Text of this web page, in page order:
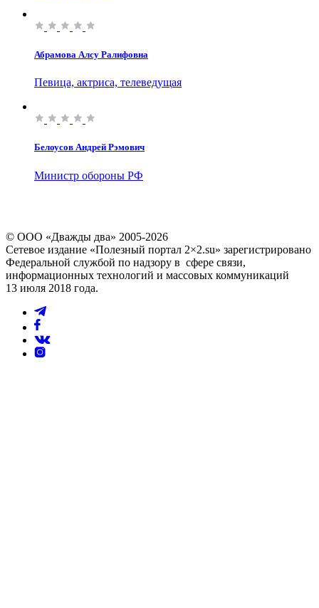
Абрамова Алсу Ралифовна
Певица, актриса, телеведущая
Белоусов Андрей Рэмович
Министр обороны РФ
© ООО «Дважды два» 2005-2026
Сетевое издание «Полезный портал 2×2.su» зарегистрировано
Федеральной службой по надзору в сфере связи,
информационных технологий и массовых коммуникаций
13 июля 2018 года.